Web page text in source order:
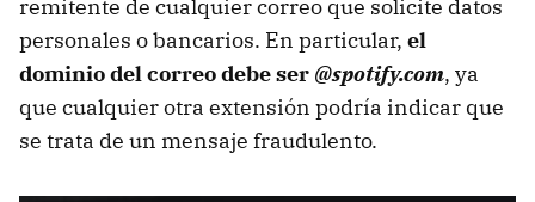
remitente de cualquier correo que solicite datos
personales o bancarios. En particular, el
dominio del correo debe ser @spotify.com, ya
que cualquier otra extensión podría indicar que
se trata de un mensaje fraudulento.